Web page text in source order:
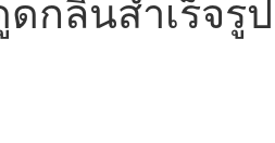
กลิ่นสำเร็จรูป